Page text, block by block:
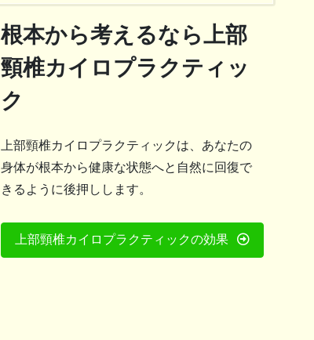
根本から考えるなら上部
頸椎カイロプラクティッ
ク
上部頸椎カイロプラクティックは、あなたの
身体が根本から健康な状態へと自然に回復で
きるように後押しします。
上部頸椎カイロプラクティックの効果